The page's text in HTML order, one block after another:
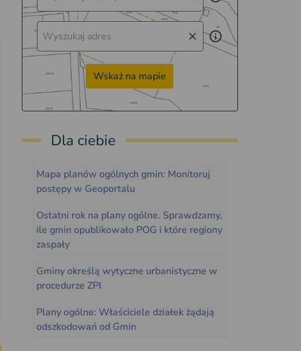
Wskaż na mapie
Dla ciebie
Mapa planów ogólnych gmin: Monitoruj
postępy w Geoportalu
Ostatni rok na plany ogólne. Sprawdzamy,
ile gmin opublikowało POG i które regiony
zaspały
Gminy określą wytyczne urbanistyczne w
procedurze ZPI
Plany ogólne: Właściciele działek żądają
odszkodowań od Gmin